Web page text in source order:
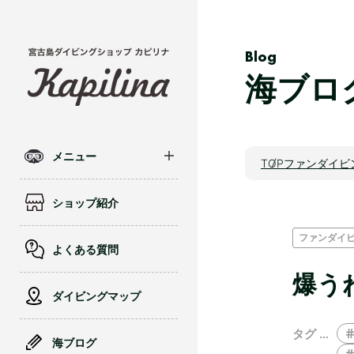
メニュー
ショップ紹介
よくある質問
ダイビングマップ
海ブログ
Blog
海ブロ
TOPファンダイビ
ファンダイ
爆う
タグ …